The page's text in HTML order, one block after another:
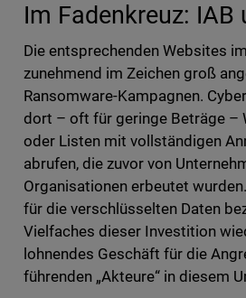
Im Fadenkreuz: IAB
Die entsprechenden Websites
zunehmend im Zeichen groß
Ransomware-Kampagnen.
dort – oft für geringe Beträge –
oder Listen mit vollständigen
abrufen, die zuvor von
Organisationen erbeutet
für die verschlüsselten Daten
Vielfaches dieser Investition
lohnendes Geschäft für die
führenden „Akteure“ in diesem